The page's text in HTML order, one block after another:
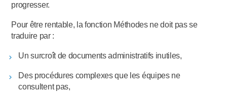
progresser.
Pour être rentable, la fonction Méthodes ne doit pas se
traduire par :
Un surcroît de documents administratifs inutiles,
Des procédures complexes que les équipes ne
consultent pas,